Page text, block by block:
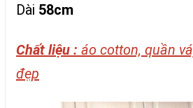
Dài 58cm
Chất liệu : áo cotton, quần
đẹp